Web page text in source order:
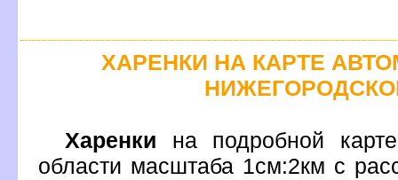
ХАРЕНКИ НА КАРТЕ
Харенки на подробной
области масштаба 1см:2км с